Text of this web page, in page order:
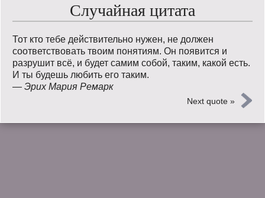
Случайная цитата
Тот кто тебе действительно нужен, не должен
соответствовать твоим понятиям. Он появится и
разрушит всё, и будет самим собой, таким, какой есть.
И ты будешь любить его таким.
— Эрих Мария Ремарк
Next quote »